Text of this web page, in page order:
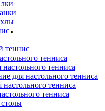
теннис
тенниса
тенниса
для настольного тенниса
настольного тенниса
тенниса